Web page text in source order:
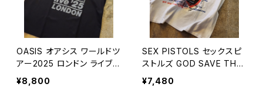
OASIS オアシス ワールドツ
アー2025 ロンドン ライブ
会場限定 ツアー Tシャツ
【K245】
¥8,800
SEX PISTOLS セックスピ
ストルズ GOD SAVE THE
QUEEN バンド Tシャツ ア
メカジ アメリカン雑貨【K24
¥7,480